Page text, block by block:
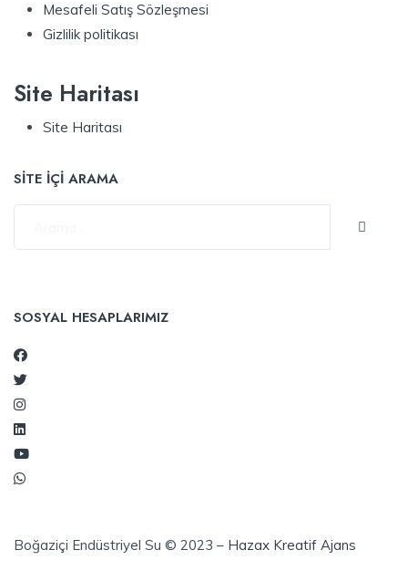
Mesafeli Satış Sözleşmesi
Gizlilik politikası
Site Haritası
Site Haritası
SİTE İÇİ ARAMA
SOSYAL HESAPLARIMIZ
Boğaziçi Endüstriyel Su © 2023 – Hazax Kreatif Ajans